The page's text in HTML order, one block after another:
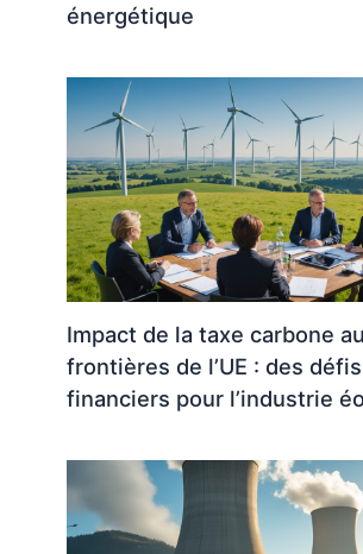
énergétique
Impact de la taxe carbone
frontières de l’UE : des défis
financiers pour l’industrie